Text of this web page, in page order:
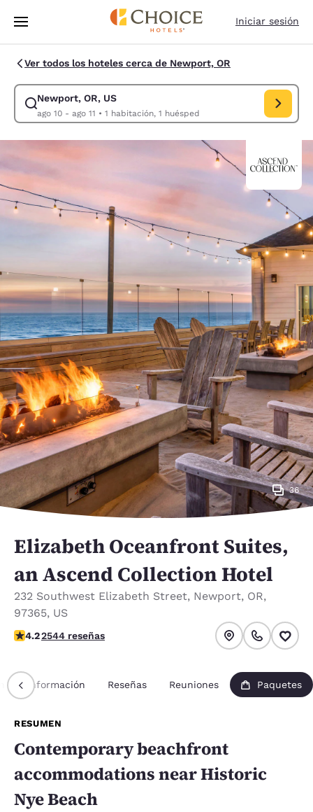
Saltar A Contenido Principal
Iniciar sesión
Ver todos los hoteles cerca de Newport, OR
Newport, OR, US
ago 10 - ago 11 • 1 habitación, 1 huésped
Modificar búsqueda para Newport, OR, US. Fecha de entrada ago 10,
36
Elizabeth Oceanfront Suites,
an Ascend Collection Hotel
232 Southwest Elizabeth Street, Newport, OR,
97365, US
Calificación de 4.19 estrellas. Muy bueno.
4.22544 reseñas
Información Reseñas Reuniones Paquetes
RESUMEN
Contemporary beachfront
accommodations near Historic
Nye Beach